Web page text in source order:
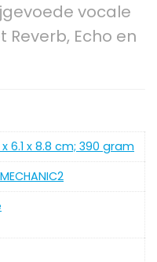
vocale
Echo en
x 6.1 x 8.8 cm; 390 gram